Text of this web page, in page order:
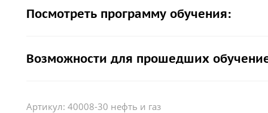
Посмотреть программу обучения:
Возможности для прошедших
Артикул: 40008-30 нефть и газ